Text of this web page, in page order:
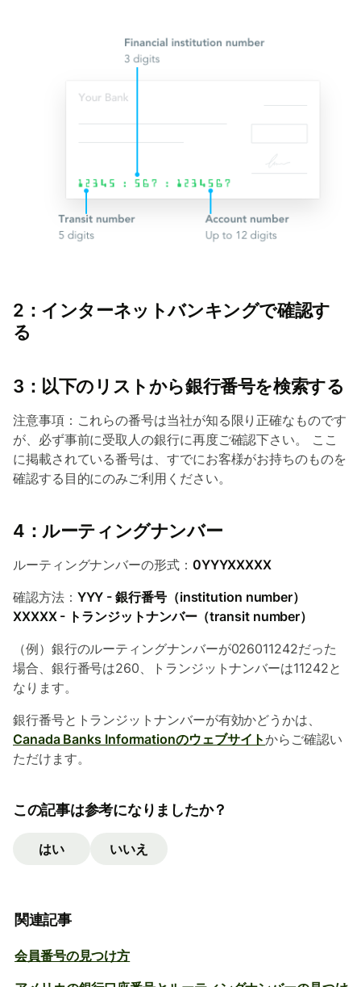
2：インターネットバンキングで確認す
る
3：以下のリストから銀行番号を検索する
注意事項：これらの番号は当社が知る限り正確なものです
が、必ず事前に受取人の銀行に再度ご確認下さい。 ここ
に掲載されている番号は、すでにお客様がお持ちのものを
確認する目的にのみご利用ください。
4：ルーティングナンバー
ルーティングナンバーの形式： 0YYYXXXXX
確認方法： YYY - 銀行番号（institution number）
XXXXX - トランジットナンバー（transit number）
（例）銀行のルーティングナンバーが026011242だった
場合、銀行番号は260、トランジットナンバーは11242と
なります。
銀行番号とトランジットナンバーが有効かどうかは、
Canada Banks Informationのウェブサイトからご確認い
ただけます。
この記事は参考になりましたか？
はい いいえ
関連記事
会員番号の見つけ方